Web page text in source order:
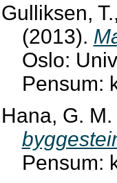
Gulliksen,
(2013).
Oslo:
Pensum:
Hana, G.
Pensum: